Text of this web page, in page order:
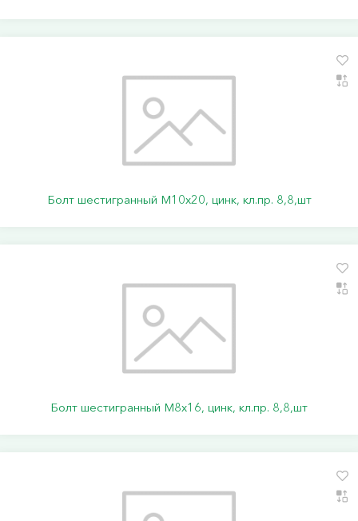
Болт шестигранный М10х20, цинк, кл.пр. 8,8,шт
Болт шестигранный М8х16, цинк, кл.пр. 8,8,шт